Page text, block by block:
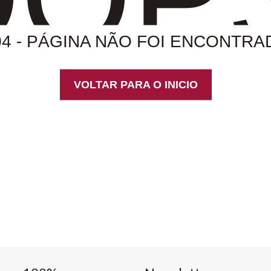
- PÁGINA NÃO FOI
VOLTAR PARA O INICIO